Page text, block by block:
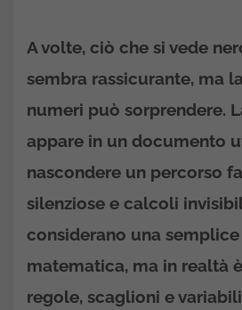
A volte, ciò che si vede
sembra rassicurante, ma
numeri può sorprendere.
appare in un documento
nascondere un percorso
silenziose e calcoli
considerano una
matematica, ma in realtà
regole, scaglioni e variabili